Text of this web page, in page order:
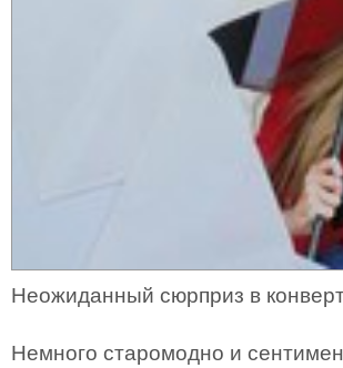
Неожиданный сюрприз в
Немного старомодно и